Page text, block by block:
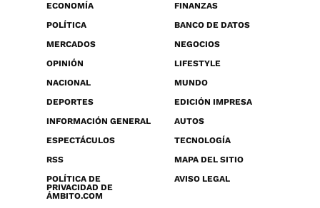
ECONOMÍA
FINANZAS
POLÍTICA
BANCO DE DATOS
MERCADOS
NEGOCIOS
OPINIÓN
LIFESTYLE
NACIONAL
MUNDO
DEPORTES
EDICIÓN IMPRESA
INFORMACIÓN GENERAL
AUTOS
ESPECTÁCULOS
TECNOLOGÍA
RSS
MAPA DEL SITIO
POLÍTICA DE
PRIVACIDAD DE
ÁMBITO.COM
AVISO LEGAL